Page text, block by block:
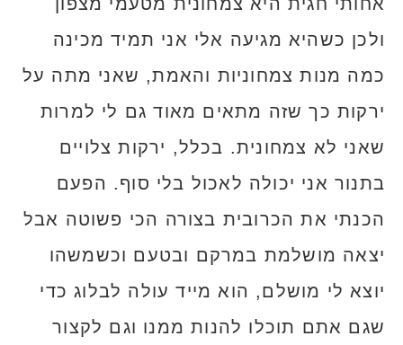
ולכן כשהיא מגיעה אלי אני תמיד מכינה
כמה מנות צמחוניות והאמת, שאני מתה על
ירקות כך שזה מתאים מאוד גם לי למרות
שאני לא צמחונית. בכלל, ירקות צלויים
בתנור אני יכולה לאכול בלי סוף. הפעם
הכנתי את הכרובית בצורה הכי פשוטה אבל
יצאה מושלמת במרקם ובטעם וכשמשהו
יוצא לי מושלם, הוא מייד עולה לבלוג כדי
שגם אתם תוכלו להנות ממנו וגם לקצור